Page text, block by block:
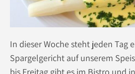
In dieser Woche steht jeden Tag
Spargelgericht auf unserem